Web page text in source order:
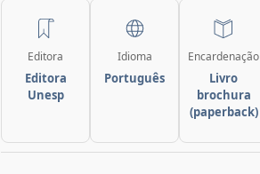
Editora
Editora
Unesp
Idioma
Português
Encardenação
Livro
brochura
(paperback)